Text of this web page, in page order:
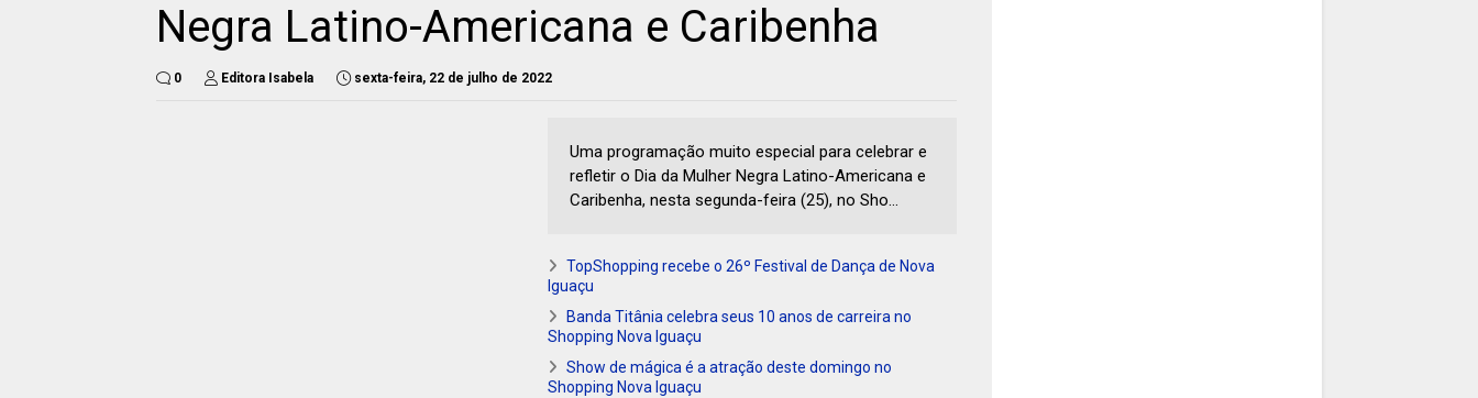
Negra Latino-Americana e Caribenha
0 Editora Isabela sexta-feira, 22 de julho de 2022
Uma programação muito especial para celebrar e
refletir o Dia da Mulher Negra Latino-Americana e
Caribenha, nesta segunda-feira (25), no Sho...
TopShopping recebe o 26º Festival de Dança de Nova
Iguaçu
Banda Titânia celebra seus 10 anos de carreira no
Shopping Nova Iguaçu
Show de mágica é a atração deste domingo no
Shopping Nova Iguaçu